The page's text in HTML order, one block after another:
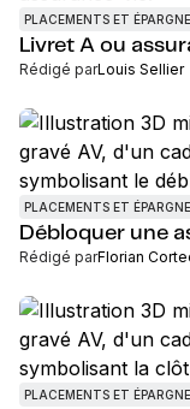
PLACEMENTS ET ÉPARGNE
Livret A ou
Rédigé parLouis Sellier
PLACEMENTS ET ÉPARGNE
Débloquer une
Rédigé parFlorian
PLACEMENTS ET ÉPARGNE